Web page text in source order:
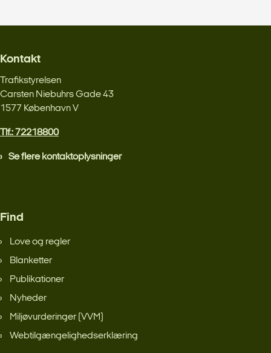
Kontakt
Trafikstyrelsen
Carsten Niebuhrs Gade 43
1577 København V
Tlf.: 72218800
Se flere kontaktoplysninger
Find
Love og regler
Blanketter
Publikationer
Nyheder
Miljøvurderinger (VVM)
Webtilgængelighedserklæring